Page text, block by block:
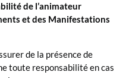
de l’animateur
et des Manifestations
de la présence de
toute responsabilité en cas